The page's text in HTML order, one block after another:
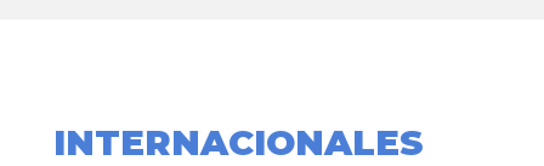
INTERNACIONALES